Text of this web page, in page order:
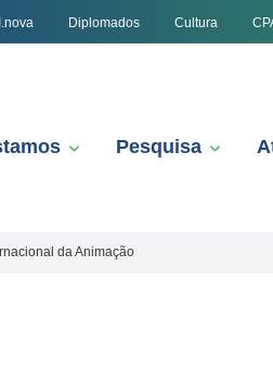
I.nova Diplomados Cultura
Pesquisa
da Animação